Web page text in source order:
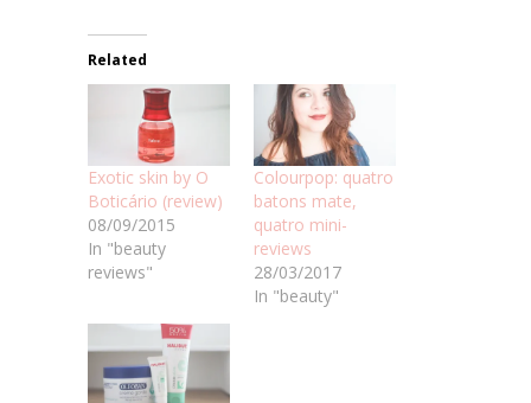
Related
Exotic skin by O
Boticário (review)
08/09/2015
In "beauty
reviews"
Colourpop: quatro
batons mate,
quatro mini-
reviews
28/03/2017
In "beauty"